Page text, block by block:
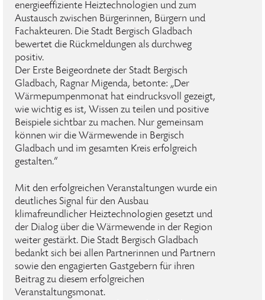
energieeffiziente Heiztechnologien und zum
Austausch zwischen Bürgerinnen, Bürgern und
Fachakteuren. Die Stadt Bergisch Gladbach
bewertet die Rückmeldungen als durchweg
positiv.
Der Erste Beigeordnete der Stadt Bergisch
Gladbach, Ragnar Migenda, betonte: „Der
Wärmepumpenmonat hat eindrucksvoll gezeigt,
wie wichtig es ist, Wissen zu teilen und positive
Beispiele sichtbar zu machen. Nur gemeinsam
können wir die Wärmewende in Bergisch
Gladbach und im gesamten Kreis erfolgreich
gestalten.“
Mit den erfolgreichen Veranstaltungen wurde ein
deutliches Signal für den Ausbau
klimafreundlicher Heiztechnologien gesetzt und
der Dialog über die Wärmewende in der Region
weiter gestärkt. Die Stadt Bergisch Gladbach
bedankt sich bei allen Partnerinnen und Partnern
sowie den engagierten Gastgebern für ihren
Beitrag zu diesem erfolgreichen
Veranstaltungsmonat.